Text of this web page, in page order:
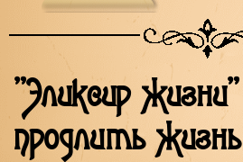
"Эликсир
продлить